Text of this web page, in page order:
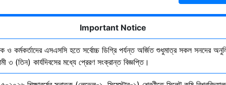
Important Notice
ও কর্মকর্তাদের এসএসসি হতে সর্বোচ্চ ডিগ্রি পর্যন্ত অর্জিত শুধুমাত্র সকল সনদের
৩ (তিন) কার্যদিবসের মধ্যে প্রেরণ সংক্রান্ত বিজ্ঞপ্তি।